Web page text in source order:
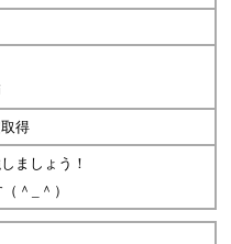
得
ましょう！
＾_＾）